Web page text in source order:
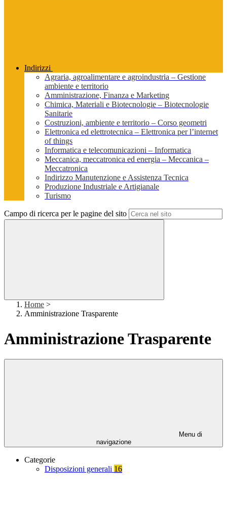
Indirizzi
Agraria, agroalimentare e agroindustria – Gestione
ambiente e territorio
Amministrazione, Finanza e Marketing
Chimica, Materiali e Biotecnologie – Biotecnologie
Sanitarie
Costruzioni, ambiente e territorio – Corso geometri
Elettronica ed elettrotecnica – Elettronica per l’internet
of things
Informatica e telecomunicazioni – Informatica
Meccanica, meccatronica ed energia – Meccanica –
Meccatronica
Indirizzo Manutenzione e Assistenza Tecnica
Produzione Industriale e Artigianale
Turismo
Campo di ricerca per le pagine del sito
Home >
Amministrazione Trasparente
Amministrazione Trasparente
Menu di
navigazione
Categorie
Disposizioni generali 16